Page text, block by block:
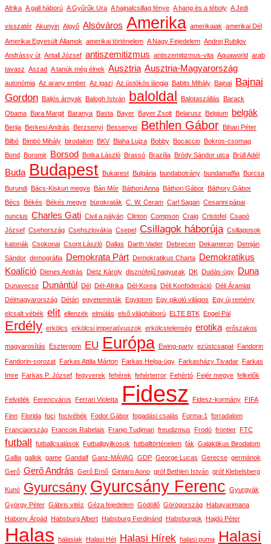
Afrika A gall háború A Gyűrűk Ura A hajnalcsillag fénye A hang és a téboly A Jedi
visszatér Akunyin Algyő Alsóváros Amerika amerikaiak amerikai Dél
Amerikai Egyesült Államok amerikai történelem A Nagy Fejedelem Andrej Rubljov
Andrássy út Antall József antiszemitizmus antiszemitizmus-vita Aquaworld arab
tavasz Aszad A tanúk még élnek Ausztria Ausztria-Magyarország
autonómia Az arany ember Az igazi Az üstökös lángja Babits Mihály Bajnai Bajnai
Gordon Baljós árnyak Balogh István baloldal Balotaszállás Barack
Obama Bara Margit Baranya Basta Bayer Bayer Zsolt Belarusz Belgium belgák
Berija Berkesi András Berzsenyi Bessenyei Bethlen Gábor Bihari Péter
Bilbó Bimbó Mihály birodalom BKV Blaha Lujza Bobby Bocaccio Bokros-csomag
Bond Boromir Borsod Botka László Brassó Brazília Bródy Sándor utca Brüll Adél
Buda Budapest Bukarest Bulgária bundabotrány bundamaffia Burcsa
Burundi Bács-Kiskun megye Bán Mór Báthori Anna Báthori Gábor Báthory Gábor
Bécs Békés Békés megye bürokraták C. W. Ceram Carl Sagan Cesarini pápai
nuncius Charles Gati Civil a pályán Clinton Compson Craig Cristofel Csapó
József Csehország Csehszlovákia Csepel Csillagok háborúja Csillagosok
katonák Csokonai Csont László Dallas Darth Vader Debrecen Dekameron Demján
Sándor demográfia Demokrata Párt Demokratikus Charta
Demokratikus
Koalíció Dienes András Dietz Károly disznófejű nagyurak DK Dudás-ügy Duna
Dunavecse Dunántúl Dél Dél-Afrika Dél-Korea Déli Konföderáció Déli Áramlat
Délmagyarország Détári egyetemisták Egyiptom Egy pikoló világos Egy új remény
elcsalt vébék elit ellenzék elmúlás első világháború ELTE BTK Engel Pál
Erdély erkölcs erkölcsi imperatívuszok erkölcstelenség erotika erőszakos
magyarosítás Esztergom EU Európa Ewing-party ezüstcsapat Fandorin
Fandorin-sorozat Farkas Attila Márton Farkas Helga-ügy Farkasházy Tivadar Farkas
Imre Farkas P. József fegyverek fehérek fehérterror Fehértó Fejér megye felkelők
Felvidék Ferencváros Ferrari Violetta Fidesz Fidesz-kormány FIFA
Finn Florida foci focivébék Fodor Gábor fogadási csalás Forma-1
forradalom
Franciaország Francois Rabelais Franjo Tudjman freudizmus Frodó frontier FTC
futball futballcsalások Futballgyilkosok futballtörténelem fák Galaktikus Birodalom
Gallia gallok game Gandalf Ganz-MÁVAG GDP George Lucas Gerecse germánok
Gerő Gerő András Gerő Ernő Gintaro Aono gróf Bethlen István gróf Klebelsberg
Kunó Gyurcsány Gyurcsány Ferenc Gyurgyák
György Péter Gábris vitéz Géza fejedelem Gödöllő Görögország Habayarimana
Habony Árpád Habsburg Albert Habsburg Ferdinánd Habsburgok Hajdú Péter
Halas halasiak Halasi Hét Halasi Hírek halasi puma Halasi